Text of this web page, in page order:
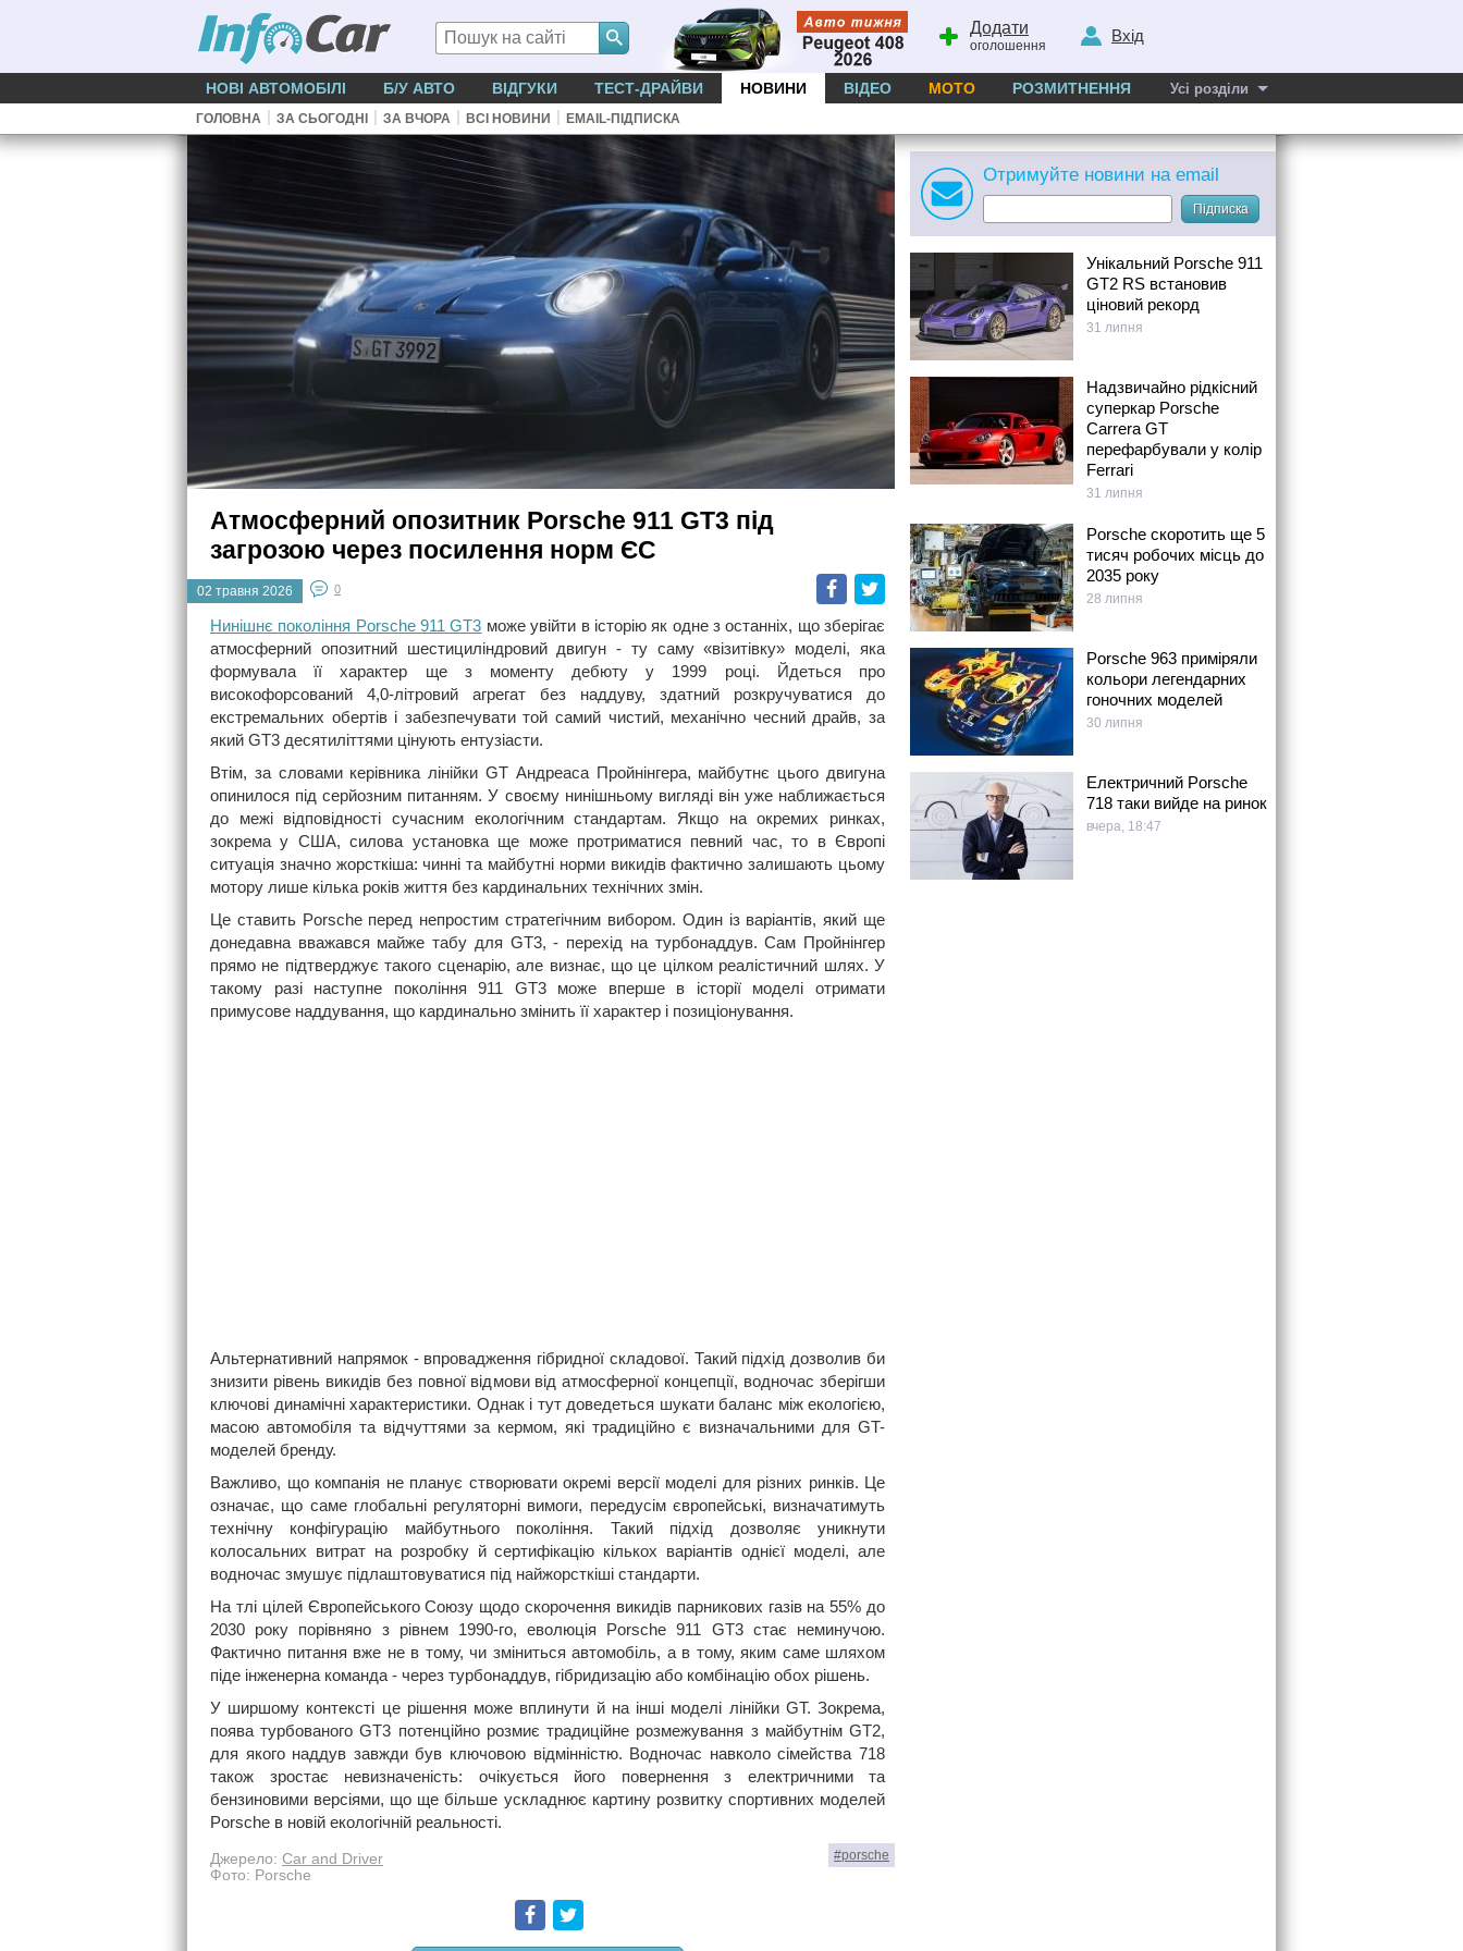
Додати
оголошення
Вхід
НОВІ АВТОМОБІЛІ Б/У АВТО ВІДГУКИ ТЕСТ-ДРАЙВИ НОВИНИ ВІДЕО МОТО РОЗМИТНЕННЯ Усі розділи
ГОЛОВНА | ЗА СЬОГОДНІ | ЗА ВЧОРА | ВСІ НОВИНИ | EMAIL-ПІДПИСКА
Атмосферний опозитник Porsche 911 GT3 під
загрозою через посилення норм ЄС
Facebook
Twitter
02 травня 2026 0
Нинішнє покоління Porsche 911 GT3 може увійти в історію як одне з останніх, що зберігає
атмосферний опозитний шестициліндровий двигун - ту саму «візитівку» моделі, яка
формувала її характер ще з моменту дебюту у 1999 році. Йдеться про
високофорсований 4,0-літровий агрегат без наддуву, здатний розкручуватися до
екстремальних обертів і забезпечувати той самий чистий, механічно чесний драйв, за
який GT3 десятиліттями цінують ентузіасти.
Втім, за словами керівника лінійки GT Андреаса Пройнінгера, майбутнє цього двигуна
опинилося під серйозним питанням. У своєму нинішньому вигляді він уже наближається
до межі відповідності сучасним екологічним стандартам. Якщо на окремих ринках,
зокрема у США, силова установка ще може протриматися певний час, то в Європі
ситуація значно жорсткіша: чинні та майбутні норми викидів фактично залишають цьому
мотору лише кілька років життя без кардинальних технічних змін.
Це ставить Porsche перед непростим стратегічним вибором. Один із варіантів, який ще
донедавна вважався майже табу для GT3, - перехід на турбонаддув. Сам Пройнінгер
прямо не підтверджує такого сценарію, але визнає, що це цілком реалістичний шлях. У
такому разі наступне покоління 911 GT3 може вперше в історії моделі отримати
примусове наддування, що кардинально змінить її характер і позиціонування.
Альтернативний напрямок - впровадження гібридної складової. Такий підхід дозволив би
знизити рівень викидів без повної відмови від атмосферної концепції, водночас зберігши
ключові динамічні характеристики. Однак і тут доведеться шукати баланс між екологією,
масою автомобіля та відчуттями за кермом, які традиційно є визначальними для GT-
моделей бренду.
Важливо, що компанія не планує створювати окремі версії моделі для різних ринків. Це
означає, що саме глобальні регуляторні вимоги, передусім європейські, визначатимуть
технічну конфігурацію майбутнього покоління. Такий підхід дозволяє уникнути
колосальних витрат на розробку й сертифікацію кількох варіантів однієї моделі, але
водночас змушує підлаштовуватися під найжорсткіші стандарти.
На тлі цілей Європейського Союзу щодо скорочення викидів парникових газів на 55% до
2030 року порівняно з рівнем 1990-го, еволюція Porsche 911 GT3 стає неминучою.
Фактично питання вже не в тому, чи зміниться автомобіль, а в тому, яким саме шляхом
піде інженерна команда - через турбонаддув, гібридизацію або комбінацію обох рішень.
У ширшому контексті це рішення може вплинути й на інші моделі лінійки GT. Зокрема,
поява турбованого GT3 потенційно розмиє традиційне розмежування з майбутнім GT2,
для якого наддув завжди був ключовою відмінністю. Водночас навколо сімейства 718
також зростає невизначеність: очікується його повернення з електричними та
бензиновими версіями, що ще більше ускладнює картину розвитку спортивних моделей
Porsche в новій екологічній реальності.
#porsche
Джерело: Car and Driver
Фото: Porsche
Facebook
Отримуйте новини на email
Підписка
Унікальний Porsche 911
GT2 RS встановив
ціновий рекорд
31 липня
Надзвичайно рідкісний
суперкар Porsche
Carrera GT
перефарбували у колір
Ferrari
31 липня
Porsche скоротить ще 5
тисяч робочих місць до
2035 року
28 липня
Porsche 963 приміряли
кольори легендарних
гоночних моделей
30 липня
Електричний Porsche
718 таки вийде на ринок
вчера, 18:47